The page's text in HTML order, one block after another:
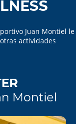
Juan Montiel le
actividades
Montiel